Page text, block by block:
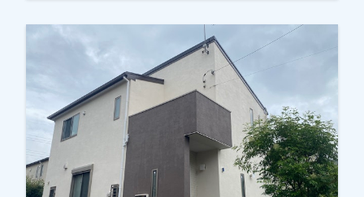
た。弊社の資料とお見積りをお渡ししましたら、
ご予算内で、内容も分かりやすかったとの事で、
ＯＫをいただき、任せていただきました。色は奥
さまがお決めになられましたが、こだわった方
で、実は汚れの目立つ見えない箇所には濃い色を
もってきてます。また薄紫いろも非常に綺麗で、
ご近所の方からも評判がよかったです。仕上りも
とてもいいとご満足していただけました。ありが
とうございました。越谷市、春日部市、野田市、